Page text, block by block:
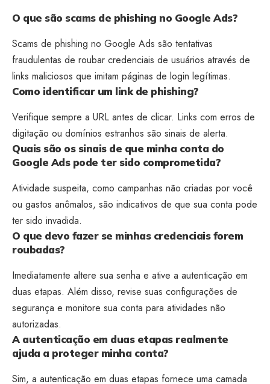
O que são scams de phishing no Google Ads?
Scams de phishing no Google Ads são tentativas
fraudulentas de roubar credenciais de usuários através de
links maliciosos que imitam páginas de login legítimas.
Como identificar um link de phishing?
Verifique sempre a URL antes de clicar. Links com erros de
digitação ou domínios estranhos são sinais de alerta.
Quais são os sinais de que minha conta do
Google Ads pode ter sido comprometida?
Atividade suspeita, como campanhas não criadas por você
ou gastos anômalos, são indicativos de que sua conta pode
ter sido invadida.
O que devo fazer se minhas credenciais forem
roubadas?
Imediatamente altere sua senha e ative a autenticação em
duas etapas. Além disso, revise suas configurações de
segurança e monitore sua conta para atividades não
autorizadas.
A autenticação em duas etapas realmente
ajuda a proteger minha conta?
Sim, a autenticação em duas etapas fornece uma camada